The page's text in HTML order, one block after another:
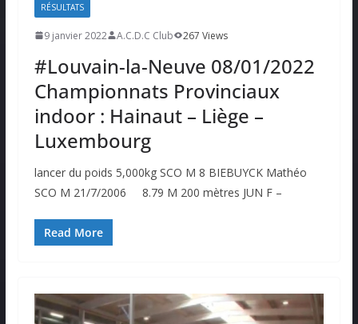
RÉSULTATS
9 janvier 2022 A.C.D.C Club 267 Views
#Louvain-la-Neuve 08/01/2022
Championnats Provinciaux
indoor : Hainaut – Liège –
Luxembourg
lancer du poids 5,000kg SCO M 8 BIEBUYCK Mathéo
SCO M 21/7/2006 8.79 M 200 mètres JUN F –
Read More